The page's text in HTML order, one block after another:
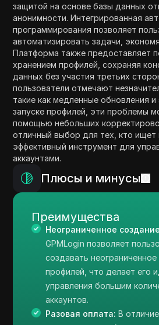
защитой на основе базы данных
анонимности. Интегрированная
программирования позволяет
автоматизировать задачи,
Платформа также предоставляет
хранением профилей, сохраняя
данных без участия третьих
пользователи отмечают
такие как медленные обновления
запуске профилей, эти проблемы
помощью небольших
отличный выбор для тех, кто
эффективный инструмент для
аккаунтами.
Плюсы и минусы
Преимущества
Неограниченное
GPMLogin позволяет
создавать неограниченное
профилей, что делает его
управления большим
аккаунтов.
Разовая оплата: В